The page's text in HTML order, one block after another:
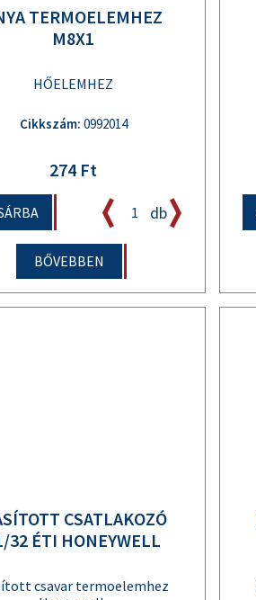
TERMOELEMHEZ
M8X1
HŐELEMHEZ
Cikkszám: 0992014
274 Ft
db
BŐVEBBEN
CSATLAKOZÓ
32 ÉTI HONEYWELL
csavar termoelemhez